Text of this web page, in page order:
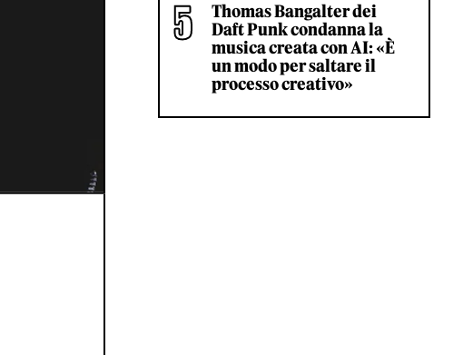
Thomas Bangalter dei
Daft Punk condanna la
musica creata con AI: «È
un modo per saltare il
processo creativo»